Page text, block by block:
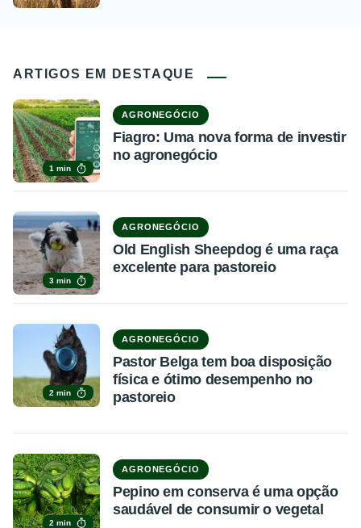
ARTIGOS EM DESTAQUE
1 min
AGRONEGÓCIO
Fiagro: Uma nova forma de investir
no agronegócio
3 min
AGRONEGÓCIO
Old English Sheepdog é uma raça
excelente para pastoreio
2 min
AGRONEGÓCIO
Pastor Belga tem boa disposição
física e ótimo desempenho no
pastoreio
2 min
AGRONEGÓCIO
Pepino em conserva é uma opção
saudável de consumir o vegetal